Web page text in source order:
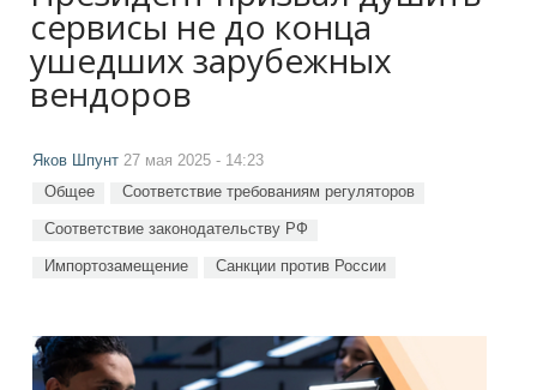
сервисы не до конца
ушедших зарубежных
вендоров
Яков Шпунт 27 мая 2025 - 14:23
Общее Соответствие требованиям регуляторов
Соответствие законодательству РФ
Импортозамещение Санкции против России